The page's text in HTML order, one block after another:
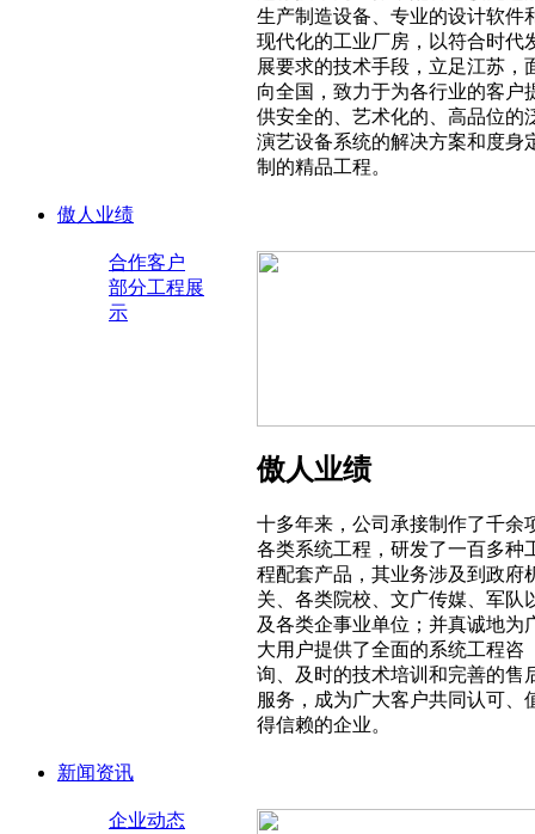
生产制造设备、专业的设计软件
现代化的工业厂房，以符合时代
展要求的技术手段，立足江苏，
向全国，致力于为各行业的客户
供安全的、艺术化的、高品位的
演艺设备系统的解决方案和度身
制的精品工程。
傲人业绩
合作客户
部分工程展
示
傲人业绩
十多年来，公司承接制作了千余
各类系统工程，研发了一百多种
程配套产品，其业务涉及到政府
关、各类院校、文广传媒、军队
及各类企事业单位；并真诚地为
大用户提供了全面的系统工程咨
询、及时的技术培训和完善的售
服务，成为广大客户共同认可、
得信赖的企业。
新闻资讯
企业动态